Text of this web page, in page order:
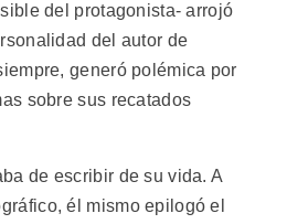
del protagonista- arrojó
del autor de
generó polémica por
sobre sus recatados
de escribir de su vida. A
él mismo epilogó el